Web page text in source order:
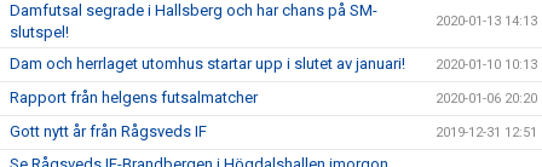
Damfutsal segrade i Hallsberg och har chans på SM-
slutspel!
2020-01-13 14:13
Dam och herrlaget utomhus startar upp i slutet av januari! 2020-01-10 10:13
Rapport från helgens futsalmatcher 2020-01-06 20:20
Gott nytt år från Rågsveds IF 2019-12-31 12:51